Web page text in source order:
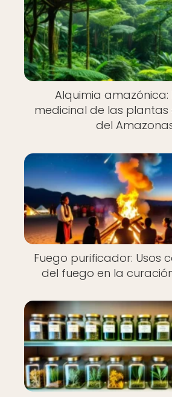
Alquimia amazónica:
medicinal de las plantas
del
Fuego purificador: Usos
del fuego en la